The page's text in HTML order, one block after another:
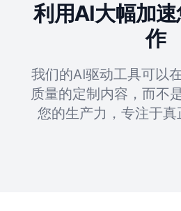
利用AI大幅加速
作
我们的AI驱动工具可以
质量的定制内容，而不
您的生产力，专注于真